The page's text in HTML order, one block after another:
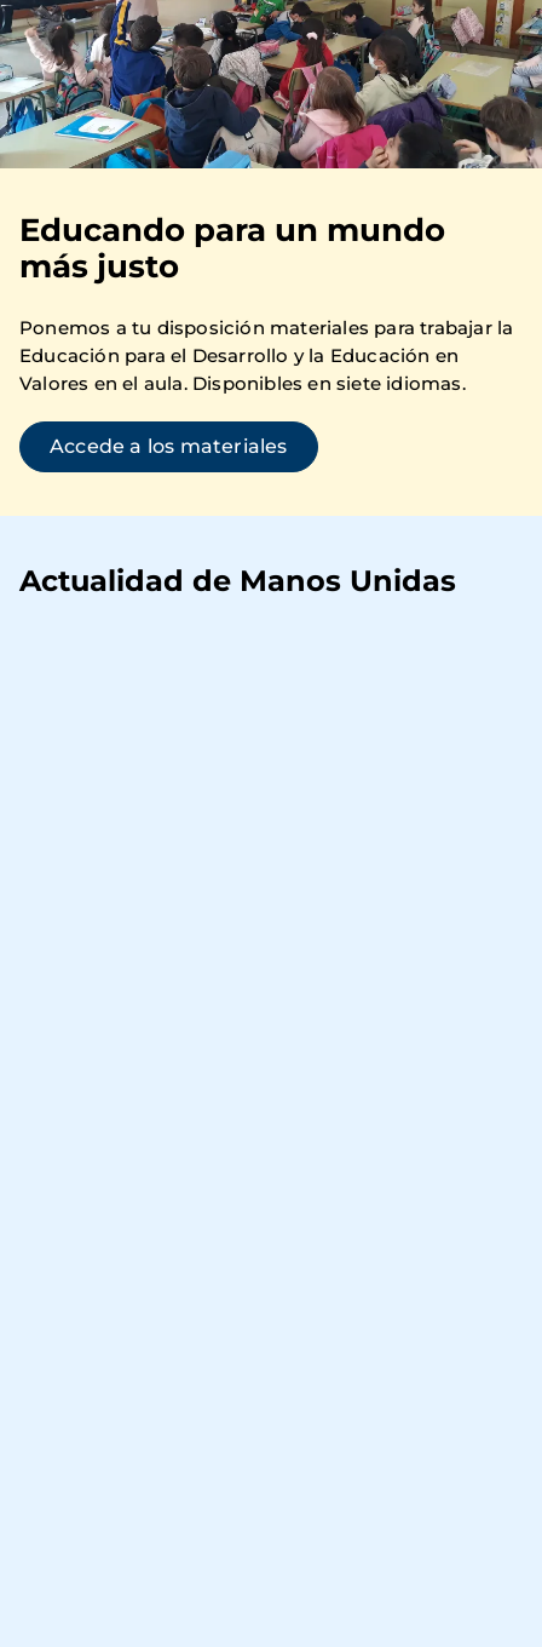
Educando para un mundo
más justo
Ponemos a tu disposición materiales para trabajar la
Educación para el Desarrollo y la Educación en
Valores en el aula. Disponibles en siete idiomas.
Accede a los materiales
Actualidad de Manos Unidas